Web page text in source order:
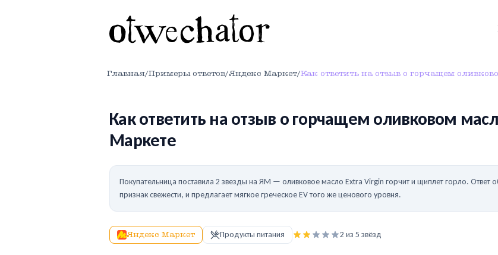
Главная/Примеры ответов/Яндекс Маркет/Как ответить на отзыв о горчащем
Как ответить на отзыв о горчащем оливковом
Маркете
Покупательница поставила 2 звезды на ЯМ — оливковое масло Extra Virgin горчит и щиплет горло. Ответ
признак свежести, и предлагает мягкое греческое EV того же ценового уровня.
Яндекс Маркет Продукты питания 2 из 5 звёзд